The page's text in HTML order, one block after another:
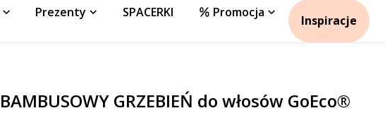
Prezenty SPACERKI Promocja
Inspiracje
BAMBUSOWY GRZEBIEŃ do włosów GoEco®